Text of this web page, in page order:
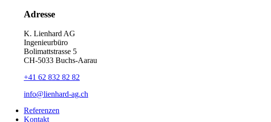
Adresse
K. Lienhard AG
Ingenieurbüro
Bolimattstrasse 5
CH-5033 Buchs-Aarau
+41 62 832 82 82
info@lienhard-ag.ch
Referenzen
Kontakt